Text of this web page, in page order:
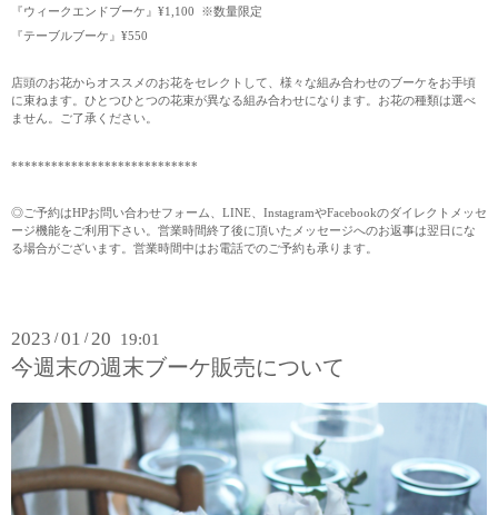
『ウィークエンドブーケ』¥1,100 ※数量限定
『テーブルブーケ』¥550
店頭のお花からオススメのお花をセレクトして、様々な組み合わせのブーケをお手頃
に束ねます。ひとつひとつの花束が異なる組み合わせになります。お花の種類は選べ
ません。ご了承ください。
****************************
◎ご予約はHPお問い合わせフォーム、LINE、InstagramやFacebookのダイレクトメッセ
ージ機能をご利用下さい。営業時間終了後に頂いたメッセージへのお返事は翌日にな
る場合がございます。営業時間中はお電話でのご予約も承ります。
2023 /01 /20 19:01
今週末の週末ブーケ販売について